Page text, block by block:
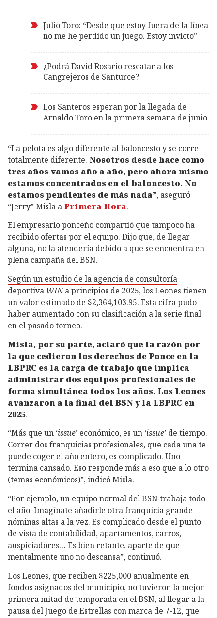
Julio Toro: “Desde que estoy fuera de la línea
no me he perdido un juego. Estoy invicto”
¿Podrá David Rosario rescatar a los
Cangrejeros de Santurce?
Los Santeros esperan por la llegada de
Arnaldo Toro en la primera semana de junio
“La pelota es algo diferente al baloncesto y se corre
totalmente diferente. Nosotros desde hace como
tres años vamos año a año, pero ahora mismo
estamos concentrados en el baloncesto. No
estamos pendientes de más nada”, aseguró
“Jerry” Misla a Primera Hora.
El empresario ponceño compartió que tampoco ha
recibido ofertas por el equipo. Dijo que, de llegar
alguna, no la atendería debido a que se encuentra en
plena campaña del BSN.
Según un estudio de la agencia de consultoría
deportiva WINa principios de 2025, los Leones tienen
un valor estimado de $2,364,103.95. Esta cifra pudo
haber aumentado con su clasificación a la serie final
en el pasado torneo.
Misla, por su parte, aclaró que la razón por
la que cedieron los derechos de Ponce en la
LBPRC es la carga de trabajo que implica
administrar dos equipos profesionales de
forma simultánea todos los años. Los Leones
avanzaron a la final del BSN y la LBPRC en
2025.
“Más que un ‘issue’ económico, es un ‘issue’ de tiempo.
Correr dos franquicias profesionales, que cada una te
puede coger el año entero, es complicado. Uno
termina cansado. Eso responde más a eso que a lo otro
(temas económicos)”, indicó Misla.
“Por ejemplo, un equipo normal del BSN trabaja todo
el año. Imagínate añadirle otra franquicia grande
nóminas altas a la vez. Es complicado desde el punto
de vista de contabilidad, apartamentos, carros,
auspiciadores… Es bien retante, aparte de que
mentalmente uno no descansa”, continuó.
Los Leones, que reciben $225,000 anualmente en
fondos asignados del municipio, no tuvieron la mejor
primera mitad de temporada en el BSN, al llegar a la
pausa del Juego de Estrellas con marca de 7-12, que